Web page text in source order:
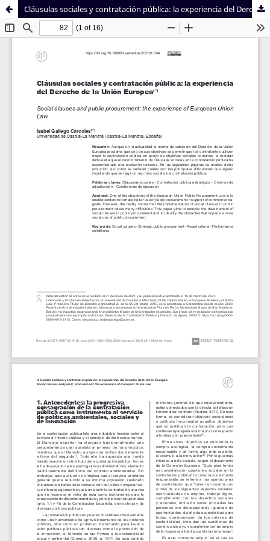
Sistema de
Bibliotecas
Facultad de
Derecho
Cláusulas sociales y contratación pública: la experiencia del Derecho de la Unión Europea